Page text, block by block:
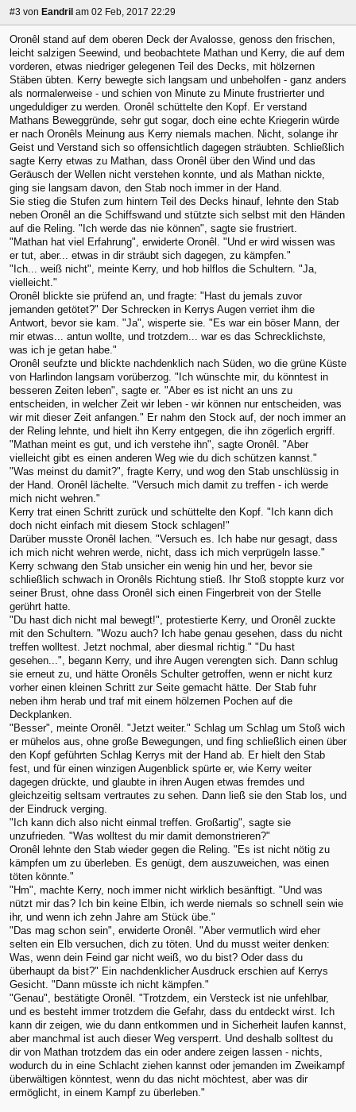
#3 von Eandril am 02 Feb, 2017 22:29
Oronêl stand auf dem oberen Deck der Avalosse, genoss den frischen,
leicht salzigen Seewind, und beobachtete Mathan und Kerry, die auf dem
vorderen, etwas niedriger gelegenen Teil des Decks, mit hölzernen
Stäben übten. Kerry bewegte sich langsam und unbeholfen - ganz anders
als normalerweise - und schien von Minute zu Minute frustrierter und
ungeduldiger zu werden. Oronêl schüttelte den Kopf. Er verstand
Mathans Beweggründe, sehr gut sogar, doch eine echte Kriegerin würde
er nach Oronêls Meinung aus Kerry niemals machen. Nicht, solange ihr
Geist und Verstand sich so offensichtlich dagegen sträubten. Schließlich
sagte Kerry etwas zu Mathan, dass Oronêl über den Wind und das
Geräusch der Wellen nicht verstehen konnte, und als Mathan nickte,
ging sie langsam davon, den Stab noch immer in der Hand.
Sie stieg die Stufen zum hintern Teil des Decks hinauf, lehnte den Stab
neben Oronêl an die Schiffswand und stützte sich selbst mit den Händen
auf die Reling. "Ich werde das nie können", sagte sie frustriert.
"Mathan hat viel Erfahrung", erwiderte Oronêl. "Und er wird wissen was
er tut, aber... etwas in dir sträubt sich dagegen, zu kämpfen."
"Ich... weiß nicht", meinte Kerry, und hob hilflos die Schultern. "Ja,
vielleicht."
Oronêl blickte sie prüfend an, und fragte: "Hast du jemals zuvor
jemanden getötet?" Der Schrecken in Kerrys Augen verriet ihm die
Antwort, bevor sie kam. "Ja", wisperte sie. "Es war ein böser Mann, der
mir etwas... antun wollte, und trotzdem... war es das Schrecklichste,
was ich je getan habe."
Oronêl seufzte und blickte nachdenklich nach Süden, wo die grüne Küste
von Harlindon langsam vorüberzog. "Ich wünschte mir, du könntest in
besseren Zeiten leben", sagte er. "Aber es ist nicht an uns zu
entscheiden, in welcher Zeit wir leben - wir können nur entscheiden, was
wir mit dieser Zeit anfangen." Er nahm den Stock auf, der noch immer an
der Reling lehnte, und hielt ihn Kerry entgegen, die ihn zögerlich ergriff.
"Mathan meint es gut, und ich verstehe ihn", sagte Oronêl. "Aber
vielleicht gibt es einen anderen Weg wie du dich schützen kannst."
"Was meinst du damit?", fragte Kerry, und wog den Stab unschlüssig in
der Hand. Oronêl lächelte. "Versuch mich damit zu treffen - ich werde
mich nicht wehren."
Kerry trat einen Schritt zurück und schüttelte den Kopf. "Ich kann dich
doch nicht einfach mit diesem Stock schlagen!"
Darüber musste Oronêl lachen. "Versuch es. Ich habe nur gesagt, dass
ich mich nicht wehren werde, nicht, dass ich mich verprügeln lasse."
Kerry schwang den Stab unsicher ein wenig hin und her, bevor sie
schließlich schwach in Oronêls Richtung stieß. Ihr Stoß stoppte kurz vor
seiner Brust, ohne dass Oronêl sich einen Fingerbreit von der Stelle
gerührt hatte.
"Du hast dich nicht mal bewegt!", protestierte Kerry, und Oronêl zuckte
mit den Schultern. "Wozu auch? Ich habe genau gesehen, dass du nicht
treffen wolltest. Jetzt nochmal, aber diesmal richtig." "Du hast
gesehen...", begann Kerry, und ihre Augen verengten sich. Dann schlug
sie erneut zu, und hätte Oronêls Schulter getroffen, wenn er nicht kurz
vorher einen kleinen Schritt zur Seite gemacht hätte. Der Stab fuhr
neben ihm herab und traf mit einem hölzernen Pochen auf die
Deckplanken.
"Besser", meinte Oronêl. "Jetzt weiter." Schlag um Schlag um Stoß wich
er mühelos aus, ohne große Bewegungen, und fing schließlich einen über
den Kopf geführten Schlag Kerrys mit der Hand ab. Er hielt den Stab
fest, und für einen winzigen Augenblick spürte er, wie Kerry weiter
dagegen drückte, und glaubte in ihren Augen etwas fremdes und
gleichzeitig seltsam vertrautes zu sehen. Dann ließ sie den Stab los, und
der Eindruck verging.
"Ich kann dich also nicht einmal treffen. Großartig", sagte sie
unzufrieden. "Was wolltest du mir damit demonstrieren?"
Oronêl lehnte den Stab wieder gegen die Reling. "Es ist nicht nötig zu
kämpfen um zu überleben. Es genügt, dem auszuweichen, was einen
töten könnte."
"Hm", machte Kerry, noch immer nicht wirklich besänftigt. "Und was
nützt mir das? Ich bin keine Elbin, ich werde niemals so schnell sein wie
ihr, und wenn ich zehn Jahre am Stück übe."
"Das mag schon sein", erwiderte Oronêl. "Aber vermutlich wird eher
selten ein Elb versuchen, dich zu töten. Und du musst weiter denken:
Was, wenn dein Feind gar nicht weiß, wo du bist? Oder dass du
überhaupt da bist?" Ein nachdenklicher Ausdruck erschien auf Kerrys
Gesicht. "Dann müsste ich nicht kämpfen."
"Genau", bestätigte Oronêl. "Trotzdem, ein Versteck ist nie unfehlbar,
und es besteht immer trotzdem die Gefahr, dass du entdeckt wirst. Ich
kann dir zeigen, wie du dann entkommen und in Sicherheit laufen kannst,
aber manchmal ist auch dieser Weg versperrt. Und deshalb solltest du
dir von Mathan trotzdem das ein oder andere zeigen lassen - nichts,
wodurch du in eine Schlacht ziehen kannst oder jemanden im Zweikampf
überwältigen könntest, wenn du das nicht möchtest, aber was dir
ermöglicht, in einem Kampf zu überleben."